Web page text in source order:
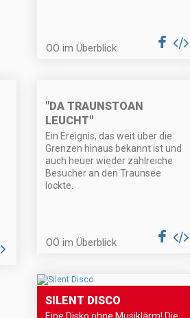
OÖ im Überblick
"DA TRAUNSTOAN
LEUCHT"
Ein Ereignis, das weit über die
Grenzen hinaus bekannt ist und
auch heuer wieder zahlreiche
Besucher an den Traunsee
lockte.
OÖ im Überblick
SILENT DISCO